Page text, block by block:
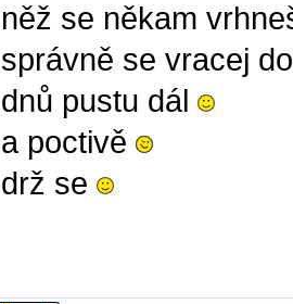
něž se někam
správně se vracej
dnů pustu dál
a poctivě
drž se